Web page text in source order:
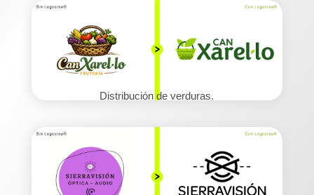
Distribución de verduras.